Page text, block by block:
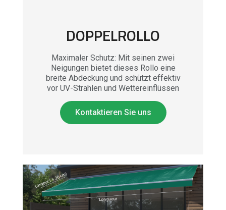
DOPPELROLLO
Maximaler Schutz: Mit seinen zwei
Neigungen bietet dieses Rollo eine
breite Abdeckung und schützt effektiv
vor UV-Strahlen und Wettereinflüssen
Kontaktieren Sie uns